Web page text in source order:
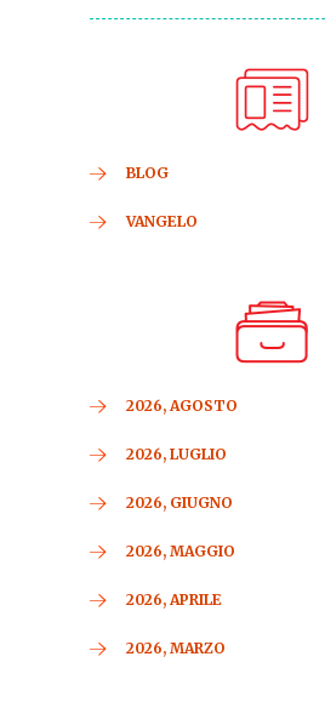
BLOG
VANGELO
2026, AGOSTO
2026, LUGLIO
2026, GIUGNO
2026, MAGGIO
2026, APRILE
2026, MARZO